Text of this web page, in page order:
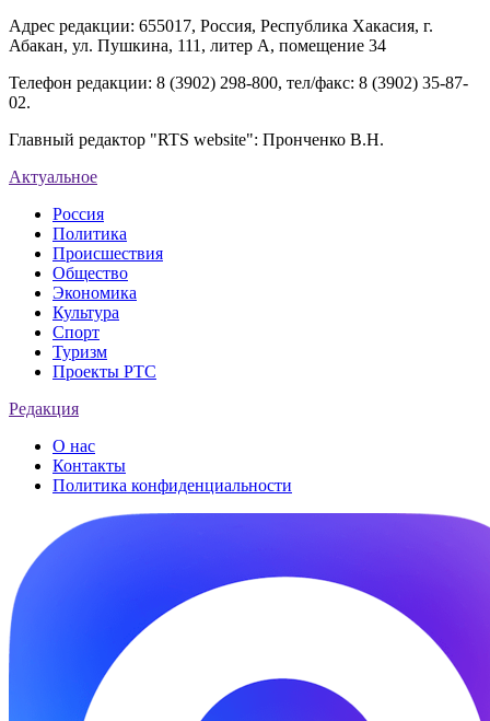
Адрес редакции: 655017, Россия, Республика Хакасия, г.
Абакан, ул. Пушкина, 111, литер А, помещение 34
Телефон редакции: 8 (3902) 298-800, тел/факс: 8 (3902) 35-87-
02.
Главный редактор "RTS website": Пронченко В.Н.
Актуальное
Россия
Политика
Происшествия
Общество
Экономика
Культура
Спорт
Туризм
Проекты РТС
Редакция
О нас
Контакты
Политика конфиденциальности